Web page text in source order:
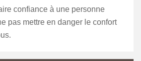
confiance à une personne
pas mettre en danger le confort